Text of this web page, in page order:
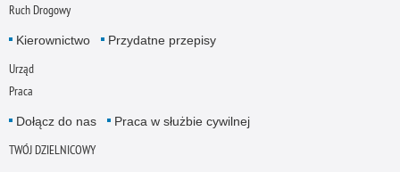
Ruch Drogowy
Kierownictwo Przydatne przepisy
Urząd
Praca
Dołącz do nas Praca w służbie cywilnej
TWÓJ DZIELNICOWY